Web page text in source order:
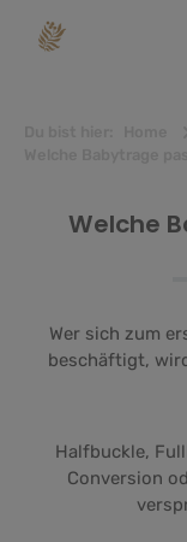
springen
Welche
Wer sich zum
beschäftigt,
Halfbuckle,
Conversion